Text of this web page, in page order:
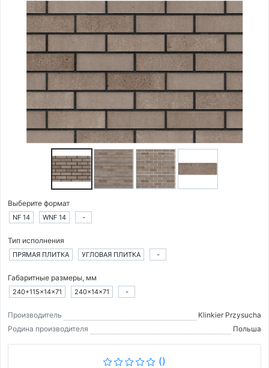
Выберите формат
NF 14 WNF 14 -
Тип исполнения
ПРЯМАЯ ПЛИТКА УГЛОВАЯ ПЛИТКА -
Габаритные размеры, мм
240+115×14×71 240×14×71 -
Производитель
Klinkier Przysucha
Родина производителя
Польша
()